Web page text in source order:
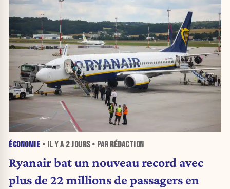
ÉCONOMIE • IL Y A 2 JOURS• PAR RÉDACTION
Ryanair bat un nouveau record avec
plus de 22 millions de passagers en